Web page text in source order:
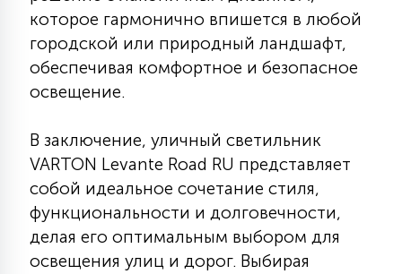
которое гармонично впишется в любой
городской или природный ландшафт,
обеспечивая комфортное и безопасное
освещение.
В заключение, уличный светильник
VARTON Levante Road RU представляет
собой идеальное сочетание стиля,
функциональности и долговечности,
делая его оптимальным выбором для
освещения улиц и дорог. Выбирая